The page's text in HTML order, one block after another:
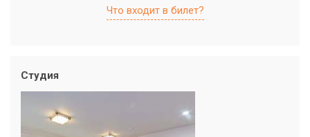
Что входит в билет?
Студия